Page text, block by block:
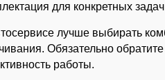
для конкретных
лучше выбирать
Обязательно
работы.